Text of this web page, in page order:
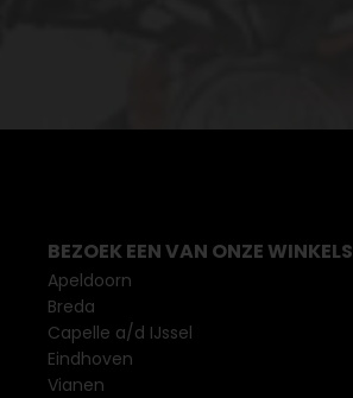
BEZOEK EEN VAN ONZE WINKELS
Apeldoorn
Breda
Capelle a/d IJssel
Eindhoven
Vianen